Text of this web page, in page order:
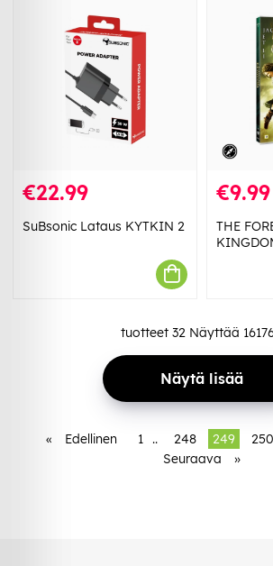
€22.99
SuBsonic Lataus KYTKIN 2
€9.99
THE
tuotteet 32 Näyttää
Näytä lisää
« Edellinen 1 .. 248 249 250
Seuraava
»